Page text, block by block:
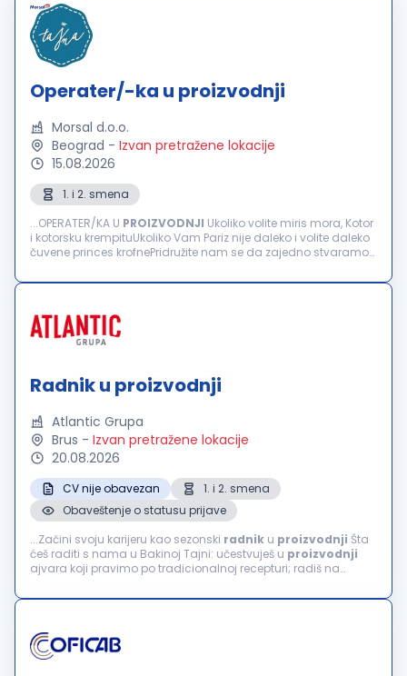
Operater/-ka u proizvodnji
Morsal d.o.o.
Beograd - Izvan pretražene lokacije
15.08.2026
1. i 2. smena
...OPERATER/KA U PROIZVODNJI Ukoliko volite miris mora, Kotor
i kotorsku krempituUkoliko Vam Pariz nije daleko i volite daleko
čuvene princes krofnePridružite nam se da zajedno stvaramo
jedinstvene...
Radnik u proizvodnji
Atlantic Grupa
Brus - Izvan pretražene lokacije
20.08.2026
CV nije obavezan
1. i 2. smena
Obaveštenje o statusu prijave
...Začini svoju karijeru kao sezonski radnik u proizvodnji Šta
ćeš raditi s nama u Bakinoj Tajni: učestvuješ u proizvodnji
ajvara koji pravimo po tradicionalnoj recepturi; radiš na
radiš...